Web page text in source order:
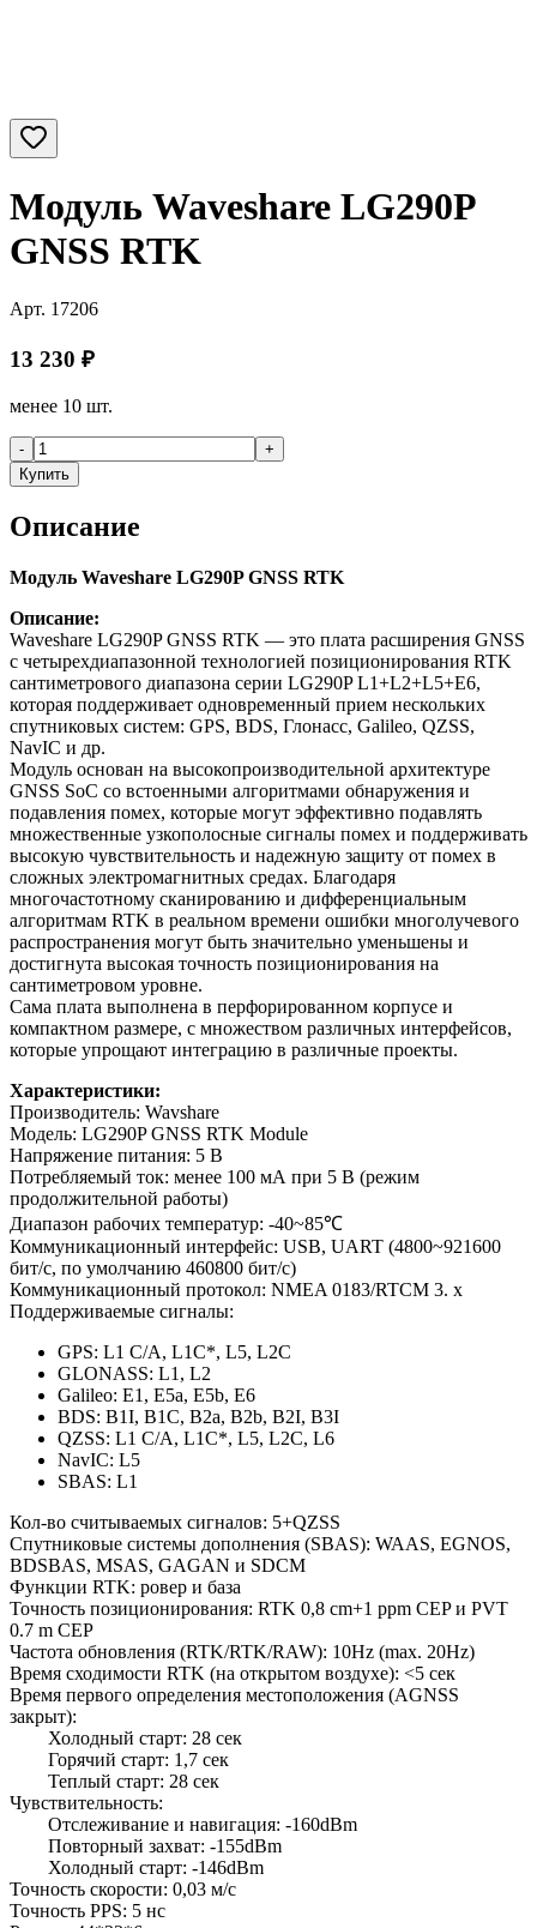
Модуль Waveshare LG290P
GNSS RTK
Арт. 17206
13 230 ₽
менее 10 шт.
-
+
Купить
Описание
Модуль Waveshare LG290P GNSS RTK
Описание:
Waveshare LG290P GNSS RTK — это плата расширения GNSS
с четырехдиапазонной технологией позиционирования RTK
сантиметрового диапазона серии LG290P L1+L2+L5+E6,
которая поддерживает одновременный прием нескольких
спутниковых систем: GPS, BDS, Глонасс, Galileo, QZSS,
NavIC и др.
Модуль основан на высокопроизводительной архитектуре
GNSS SoC со встоенными алгоритмами обнаружения и
подавления помех, которые могут эффективно подавлять
множественные узкополосные сигналы помех и поддерживать
высокую чувствительность и надежную защиту от помех в
сложных электромагнитных средах. Благодаря
многочастотному сканированию и дифференциальным
алгоритмам RTK в реальном времени ошибки многолучевого
распространения могут быть значительно уменьшены и
достигнута высокая точность позиционирования на
сантиметровом уровне.
Сама плата выполнена в перфорированном корпусе и
компактном размере, с множеством различных интерфейсов,
которые упрощают интеграцию в различные проекты.
Характеристики:
Производитель: Wavshare
Модель: LG290P GNSS RTK Module
Напряжение питания: 5 В
Потребляемый ток: менее 100 мА при 5 В (режим
продолжительной работы)
Диапазон рабочих температур: -40~85℃
Коммуникационный интерфейс: USB, UART (4800~921600
бит/с, по умолчанию 460800 бит/с)
Коммуникационный протокол: NMEA 0183/RTCM 3. x
Поддерживаемые сигналы:
GPS: L1 C/A, L1C*, L5, L2C
GLONASS: L1, L2
Galileo: E1, E5a, E5b, E6
BDS: B1I, B1C, B2a, B2b, B2I, B3I
QZSS: L1 C/A, L1C*, L5, L2C, L6
NavIC: L5
SBAS: L1
Кол-во считываемых сигналов: 5+QZSS
Спутниковые системы дополнения (SBAS): WAAS, EGNOS,
BDSBAS, MSAS, GAGAN и SDCM
Функции RTK: ровер и база
Точность позиционирования: RTK 0,8 cm+1 ppm CEP и PVT
0.7 m CEP
Частота обновления (RTK/RTK/RAW): 10Hz (max. 20Hz)
Время сходимости RTK (на открытом воздухе): <5 сек
Время первого определения местоположения (AGNSS
закрыт):
Холодный старт: 28 сек
Горячий старт: 1,7 сек
Теплый старт: 28 сек
Чувствительность:
Отслеживание и навигация: -160dBm
Повторный захват: -155dBm
Холодный старт: -146dBm
Точность скорости: 0,03 м/с
Точность PPS: 5 нс